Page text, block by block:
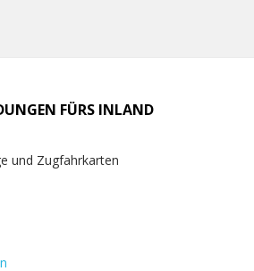
FÜRS INLAND
und Zugfahrkarten